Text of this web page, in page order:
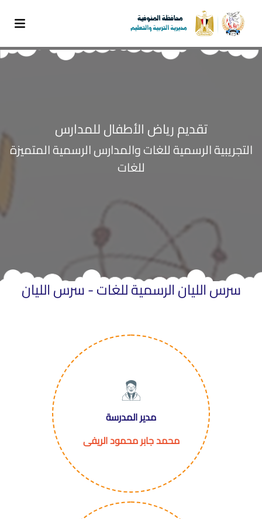
تقديم رياض الأطفال للمدارس
التجريبية الرسمية للغات والمدارس الرسمية المتميزة
للغات
سرس الليان الرسمية للغات - سرس الليان
مدير المدرسة
محمد جابر محمود الريفى